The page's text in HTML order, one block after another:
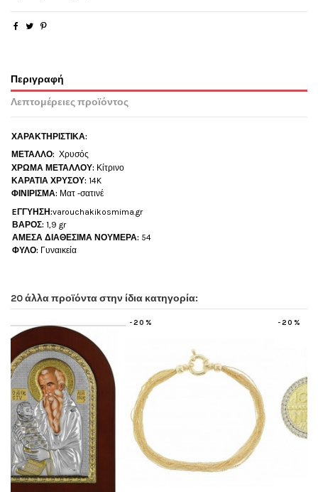
Περιγραφή
Λεπτομέρειες προϊόντος
ΧΑΡΑΚΤΗΡΙΣΤΙΚΑ:
ΜΕΤΑΛΛΟ: Χρυσός
ΧΡΩΜΑ ΜΕΤΑΛΛΟΥ: Κίτρινο
ΚΑΡΑΤΙΑ ΧΡΥΣΟΥ: 14K
ΦΙΝΙΡΙΣΜΑ: Ματ -σατινέ
EΓΓΥΗΣΗ:varouchakikosmima.gr
ΒΑΡΟΣ: 1,9 gr
ΑΜΕΣΑ ΔΙΑΘΕΣΙΜΑ ΝΟΥΜΕΡΑ: 54
ΦΥΛΟ: Γυναικεία
20 άλλα προϊόντα στην ίδια κατηγορία: